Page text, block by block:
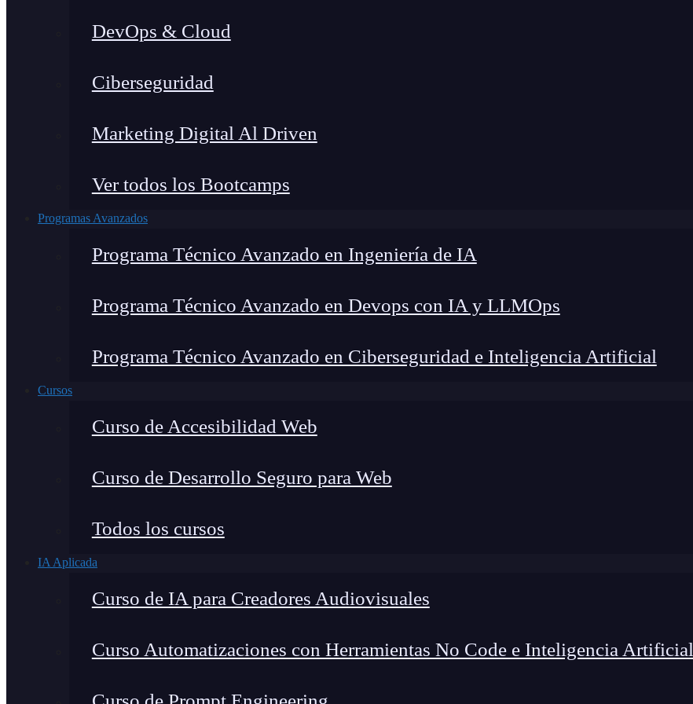
DevOps & Cloud
Ciberseguridad
Marketing Digital Al Driven
Ver todos los Bootcamps
Programas Avanzados
Programa Técnico Avanzado en Ingeniería de IA
Programa Técnico Avanzado en Devops con IA y LLMOps
Programa Técnico Avanzado en Ciberseguridad e Inteligencia Artificial
Cursos
Curso de Accesibilidad Web
Curso de Desarrollo Seguro para Web
Todos los cursos
IA Aplicada
Curso de IA para Creadores Audiovisuales
Curso Automatizaciones con Herramientas No Code e Inteligencia Artificial